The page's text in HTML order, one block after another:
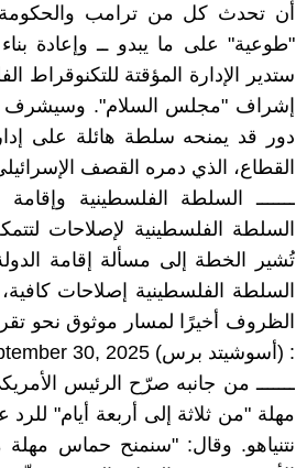
أن تحدث كل من ترامب والحكومة
"طوعية" على ما يبدو ــ وإعادة
ستدير الإدارة المؤقتة
إشراف "مجلس السلام". وسيشرف
دور قد يمنحه سلطة هائلة على
القطاع، الذي دمره القصف
ـــــــ السلطة الفلسطينية
السلطة الفلسطينية لإصلاحات
تُشير الخطة إلى مسألة إقامة
السلطة الفلسطينية إصلاحات
الظروف أخيرًا لمسار موثوق نحو
: (أسوشيتد برس) September 30, 2025
ـــــــ من جانبه صرّح الرئيس
مهلة "من ثلاثة إلى أربعة أيام"
نتنياهو. وقال: "سنمنح حماس